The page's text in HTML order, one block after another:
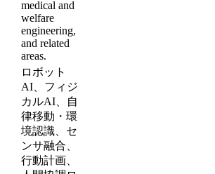
medical and
welfare
engineering,
and related
areas.
ロボット
AI、フィジ
カルAI、自
律移動・環
境認識、セ
ンサ融合、
行動計画、